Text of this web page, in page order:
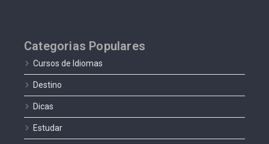
Categorias Populares
Cursos de Idiomas
Destino
Dicas
Estudar